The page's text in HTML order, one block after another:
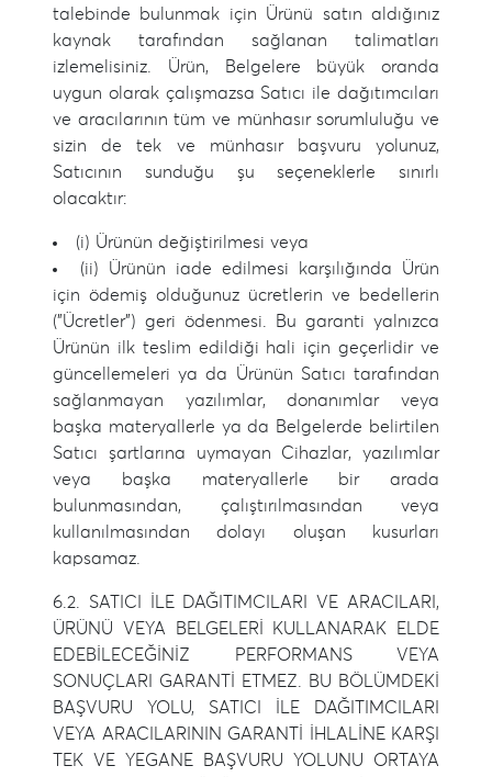
talebinde bulunmak için Ürünü satın aldığınız
kaynak tarafından sağlanan talimatları
izlemelisiniz. Ürün, Belgelere büyük oranda
uygun olarak çalışmazsa Satıcı ile dağıtımcıları
ve aracılarının tüm ve münhasır sorumluluğu ve
sizin de tek ve münhasır başvuru yolunuz,
Satıcının sunduğu şu seçeneklerle sınırlı
olacaktır:
(i) Ürünün değiştirilmesi veya
(ii) Ürünün iade edilmesi karşılığında Ürün
için ödemiş olduğunuz ücretlerin ve bedellerin
("Ücretler") geri ödenmesi. Bu garanti yalnızca
Ürünün ilk teslim edildiği hali için geçerlidir ve
güncellemeleri ya da Ürünün Satıcı tarafından
sağlanmayan yazılımlar, donanımlar veya
başka materyallerle ya da Belgelerde belirtilen
Satıcı şartlarına uymayan Cihazlar, yazılımlar
veya başka materyallerle bir arada
bulunmasından, çalıştırılmasından veya
kullanılmasından dolayı oluşan kusurları
kapsamaz.
6.2. SATICI İLE DAĞITIMCILARI VE ARACILARI,
ÜRÜNÜ VEYA BELGELERİ KULLANARAK ELDE
EDEBİLECEĞİNİZ PERFORMANS VEYA
SONUÇLARI GARANTİ ETMEZ. BU BÖLÜMDEKİ
BAŞVURU YOLU, SATICI İLE DAĞITIMCILARI
VEYA ARACILARININ GARANTİ İHLALİNE KARŞI
TEK VE YEGANE BAŞVURU YOLUNU ORTAYA